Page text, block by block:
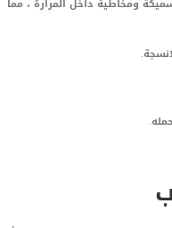
ومخاطية داخل المرارة ، مما